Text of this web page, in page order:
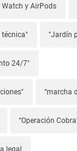
Watch y AirPods
técnica" "Jardín
24/7"
“marcha
“Operación
legal